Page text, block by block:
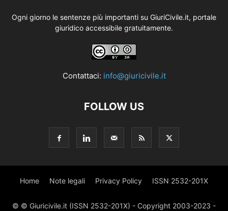
Ogni giorno le sentenze più importanti su GiuriCivile.it, portale
giuridico accessibile gratuitamente.
Contattaci: info@giuricivile.it
FOLLOW US
Home Note legali Privacy Policy ISSN 2532-201X
© © Giuricivile.it (ISSN 2532-201X) - Copyright 2003-2023 -